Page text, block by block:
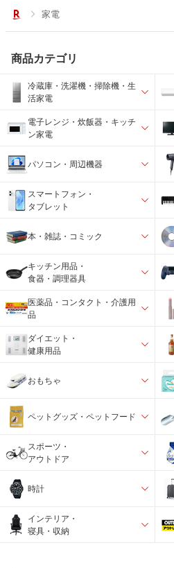
家電
商品カテゴリ
冷蔵庫・洗濯機・掃除機・生
活家電
電子レンジ・炊飯器・キッチ
ン家電
パソコン・周辺機器
スマートフォン・
タブレット
本・雑誌・コミック
キッチン用品・
食器・調理器具
医薬品・コンタクト・介護用
品
ダイエット・
健康用品
おもちゃ
ペットグッズ・ペットフード
スポーツ・
アウトドア
時計
インテリア・
寝具・収納